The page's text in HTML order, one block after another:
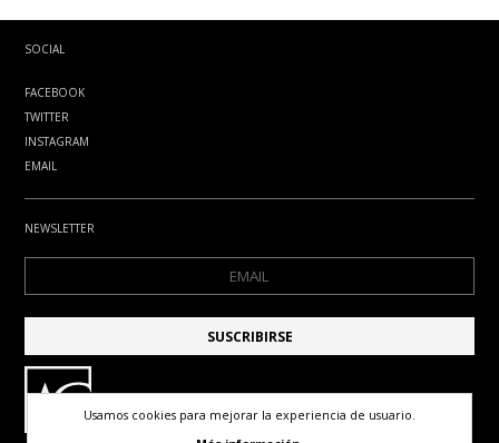
SOCIAL
FACEBOOK
TWITTER
INSTAGRAM
EMAIL
NEWSLETTER
Usamos cookies para mejorar la experiencia de usuario.